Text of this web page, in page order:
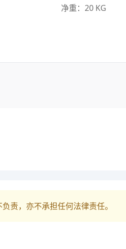
净重：20 KG
责，亦不承担任何法律责任。